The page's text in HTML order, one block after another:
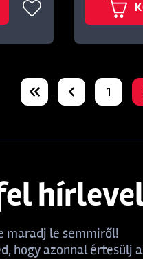
1
maradj le semmiről!
hogy azonnal értesülj